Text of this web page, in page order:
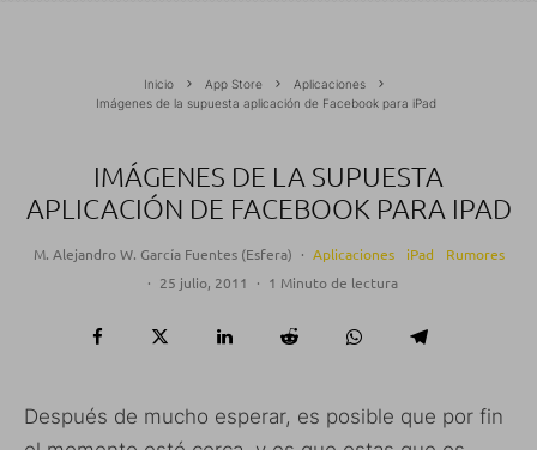
Inicio App Store
Aplicaciones
Imágenes de la supuesta aplicación de Facebook para iPad
IMÁGENES DE LA SUPUESTA
APLICACIÓN DE FACEBOOK PARA IPAD
M. Alejandro W. García Fuentes (Esfera) · Aplicaciones iPad
Rumores
· 25 julio, 2011 · 1 Minuto de lectura
Después de mucho esperar, es posible que por fin